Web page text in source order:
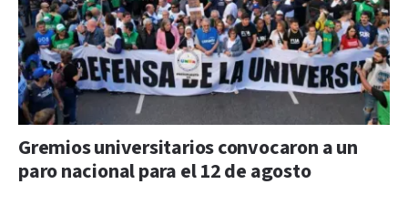
Gremios universitarios convocaron a un
paro nacional para el 12 de agosto